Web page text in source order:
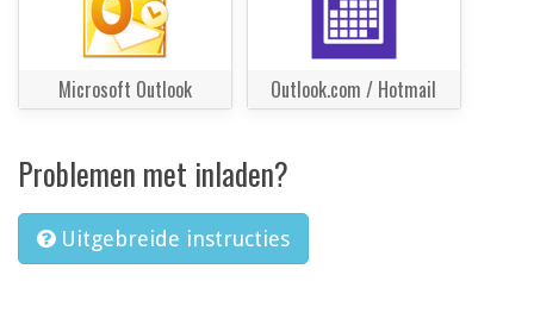
Microsoft Outlook Outlook.com / Hotmail
Problemen met inladen?
Uitgebreide instructies